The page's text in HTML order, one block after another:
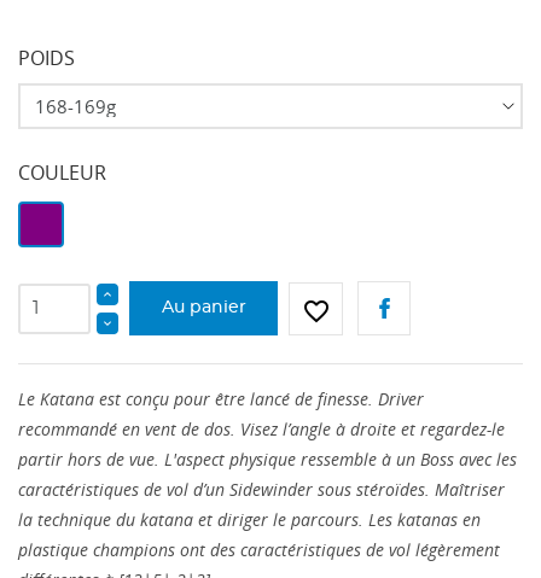
POIDS
COULEUR
Au panier favorite_border
Le Katana est conçu pour être lancé de finesse. Driver
recommandé en vent de dos. Visez l’angle à droite et regardez-le
partir hors de vue. L'aspect physique ressemble à un Boss avec les
caractéristiques de vol d’un Sidewinder sous stéroïdes. Maîtriser
la technique du katana et diriger le parcours. Les katanas en
plastique champions ont des caractéristiques de vol légèrement